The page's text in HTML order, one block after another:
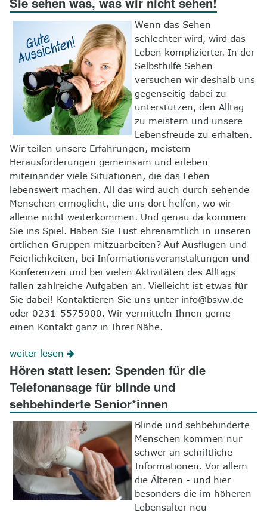
8
Kontakt
Wenn das Sehen
schlechter wird, wird das
Leben komplizierter. In der
Selbsthilfe Sehen
versuchen wir deshalb uns
gegenseitig dabei zu
unterstützen, den Alltag
zu meistern und unsere
Lebensfreude zu erhalten.
Wir teilen unsere Erfahrungen, meistern
Herausforderungen gemeinsam und erleben
miteinander viele Situationen, die das Leben
lebenswert machen. All das wird auch durch sehende
Menschen ermöglicht, die uns dort helfen, wo wir
alleine nicht weiterkommen. Und genau da kommen
Sie ins Spiel. Haben Sie Lust ehrenamtlich in unseren
örtlichen Gruppen mitzuarbeiten? Auf Ausflügen und
Feierlichkeiten, bei Informationsveranstaltungen und
Konferenzen und bei vielen Aktivitäten des Alltags
fallen zahlreiche Aufgaben an. Vielleicht ist etwas für
Sie dabei! Kontaktieren Sie uns unter info@bsvw.de
oder 0231-5575900. Wir vermitteln Ihnen gerne
einen Kontakt ganz in Ihrer Nähe.
weiter lesen
Hören statt lesen: Spenden für die
Telefonansage für blinde und
sehbehinderte Senior*innen
Blinde und sehbehinderte
Menschen kommen nur
schwer an schriftliche
Informationen. Vor allem
die Älteren - und hier
besonders die im höheren
Lebensalter neu